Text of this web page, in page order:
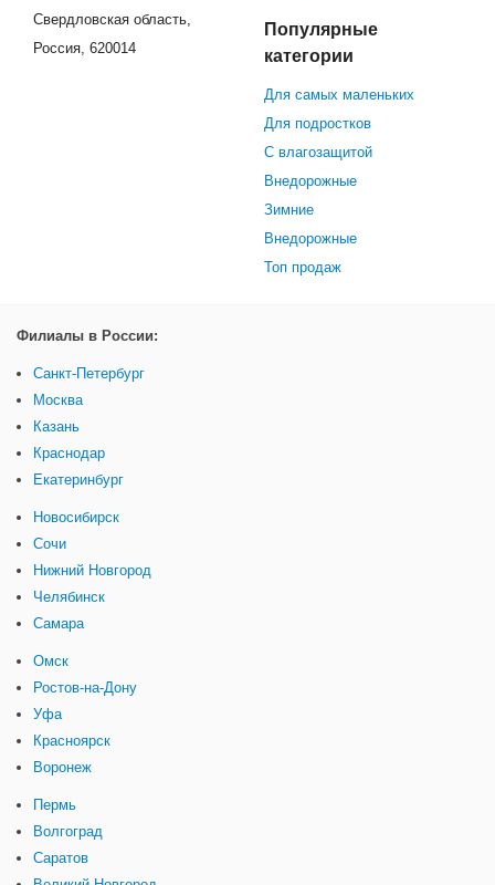
Свердловская область,
Россия, 620014
Популярные
категории
Для самых маленьких
Для подростков
С влагозащитой
Внедорожные
Зимние
Внедорожные
Топ продаж
Филиалы в России:
Санкт-Петербург
Москва
Казань
Краснодар
Екатеринбург
Новосибирск
Сочи
Нижний Новгород
Челябинск
Самара
Омск
Ростов-на-Дону
Уфа
Красноярск
Воронеж
Пермь
Волгоград
Саратов